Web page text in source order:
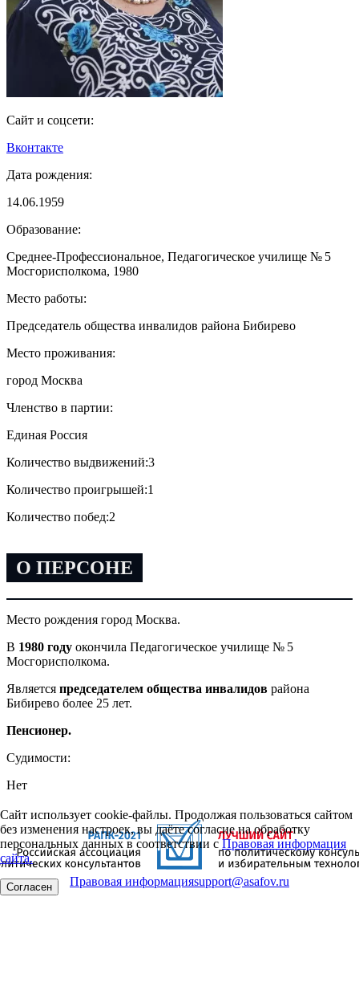
Сайт и соцсети:
Вконтакте
Дата рождения:
14.06.1959
Образование:
Среднее-Профессиональное, Педагогическое училище № 5
Мосгорисполкома, 1980
Место работы:
Председатель общества инвалидов района Бибирево
Место проживания:
город Москва
Членство в партии:
Единая Россия
Количество выдвижений:3
Количество проигрышей:1
Количество побед:2
О ПЕРСОНЕ
Место рождения город Москва.
В 1980 году окончила Педагогическое училище № 5
Мосгорисполкома.
Является председателем общества инвалидов района
Бибирево более 25 лет.
Пенсионер.
Судимости:
Нет
Сайт использует cookie-файлы. Продолжая пользоваться сайтом
без изменения настроек, вы даёте согласие на обработку
персональных данных в соответствии сПравовая информация
сайта.
Согласен Правовая информацияsupport@asafov.ru